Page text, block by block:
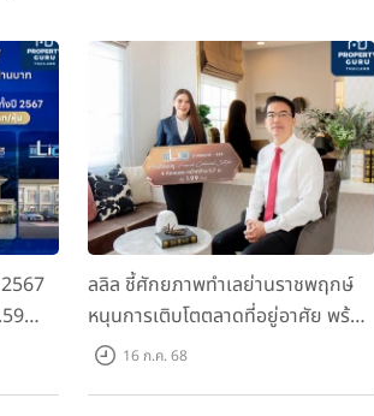
าท
ลลิล ชี้ศักยภาพทำเลย่านราชพฤกษ์
หนุนการเติบโตตลาดที่อยู่อาศัย พร้อม
เปิดตัวโครงการใหม่ "ไลโอ
16 ก.ค. 68